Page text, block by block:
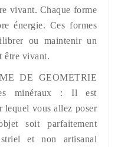
vivant. Chaque forme
énergie. Ces formes
ou maintenir un
être vivant.
DE GEOMETRIE
minéraux : Il est
lequel vous allez poser
soit parfaitement
et non artisanal